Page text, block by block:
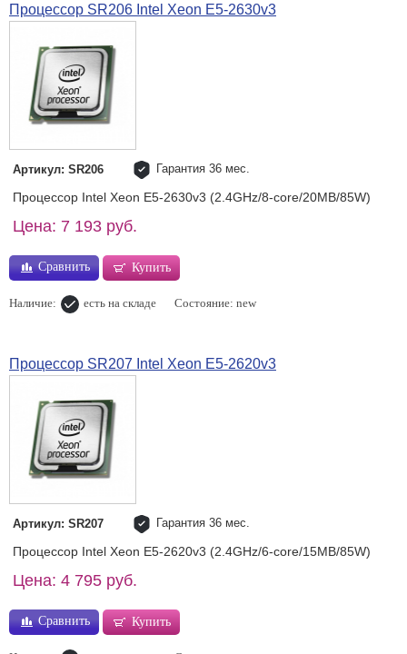
Процессор SR206 Intel Xeon E5-2630v3
Артикул: SR206 Гарантия 36 мес.
Процессор Intel Xeon E5-2630v3 (2.4GHz/8-core/20MB/85W)
Цена: 7 193 руб.
Сравнить Купить
Наличие: есть на складе Состояние: new
Процессор SR207 Intel Xeon E5-2620v3
Артикул: SR207 Гарантия 36 мес.
Процессор Intel Xeon E5-2620v3 (2.4GHz/6-core/15MB/85W)
Цена: 4 795 руб.
Сравнить Купить